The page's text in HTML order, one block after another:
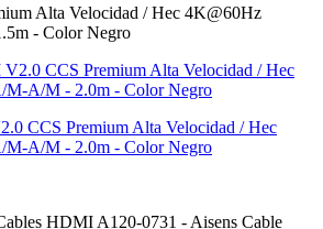
Alta Velocidad / Hec 4K@60Hz
- Color Negro
CCS Premium Alta Velocidad / Hec
M-A/M - 2.0m - Color Negro
HDMI A120-0731 - Aisens Cable